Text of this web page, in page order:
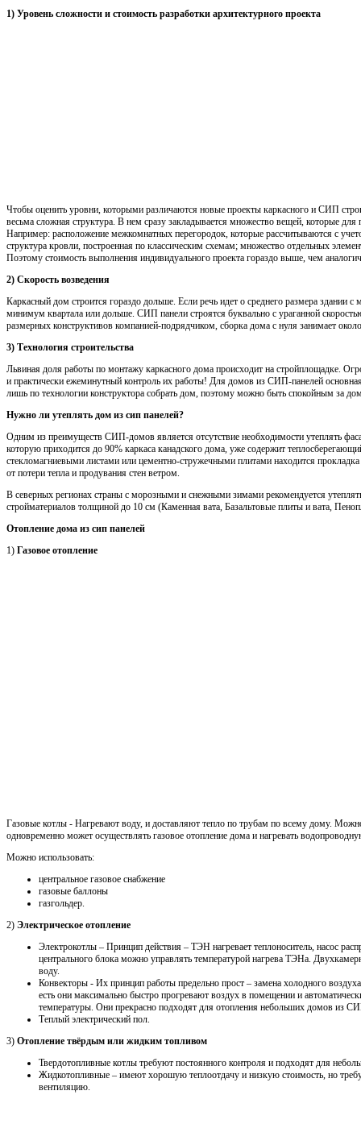
1) Уровень сложности и стоимость разработки архитектурного проекта
Чтобы оценить уровни, которыми различаются новые проекты каркасного и СИП
весьма сложная структура. В нем сразу закладывается множество вещей, которые
Например: расположение межкомнатных перегородок, которые рассчитываются с
структура кровли, построенная по классическим схемам; множество отдельных
Поэтому стоимость выполнения индивидуального проекта гораздо выше, чем
2) Скорость возведения
Каркасный дом строится гораздо дольше. Если речь идет о среднего размера здании с
минимум квартала или дольше. СИП панели строятся буквально с ураганной
размерных конструктивов компанией-подрядчиком, сборка дома с нуля занимает
3) Технология строительства
Львиная доля работы по монтажу каркасного дома происходит на стройплощадке.
и практически ежеминутный контроль их работы! Для домов из СИП-панелей
лишь по технологии конструктора собрать дом, поэтому можно быть спокойным за
Нужно ли утеплять дом из сип панелей?
Одним из преимуществ СИП-домов является отсутствие необходимости утеплять
которую приходится до 90% каркаса канадского дома, уже содержит
стекломагниевыми листами или цементно-стружечными плитами находится
от потери тепла и продувания стен ветром.
В северных регионах страны с морозными и снежными зимами рекомендуется
стройматериалов толщиной до 10 см (Каменная вата, Базальтовые плиты и вата,
Отопление дома из сип панелей
1) Газовое отопление
Газовые котлы - Нагревают воду, и доставляют тепло по трубам по всему дому.
одновременно может осуществлять газовое отопление дома и нагревать
Можно использовать:
центральное газовое снабжение
газовые баллоны
газгольдер.
2) Электрическое отопление
Электрокотлы – Принцип действия – ТЭН нагревает теплоноситель, насос
центрального блока можно управлять температурой нагрева ТЭНа.
воду.
Конвекторы - Их принцип работы предельно прост – замена холодного
есть они максимально быстро прогревают воздух в помещении и
температуры. Они прекрасно подходят для отопления небольших домов из
Теплый электрический пол.
3) Отопление твёрдым или жидким топливом
Твердотопливные котлы требуют постоянного контроля и подходят для
Жидкотопливные – имеют хорошую теплоотдачу и низкую стоимость, но
вентиляцию.